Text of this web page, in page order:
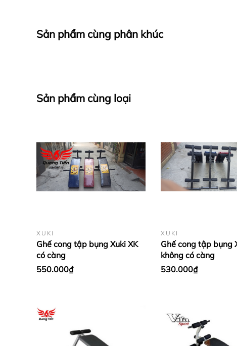
- Màu sắc: đen + đỏ hoặc đen + xanh.
- Trọng lượng người tập tối đa: 110 kg.
- Diện tích đặt ghế cong: 90 x 30 x 55 cm.
Sản phẩm cùng phân khúc
Sản phẩm cùng loại
XUKI
Ghế cong tập bụng Xuki XK
có càng
550.000₫
XUKI
Ghế cong tập bụng
không có càng
530.000₫